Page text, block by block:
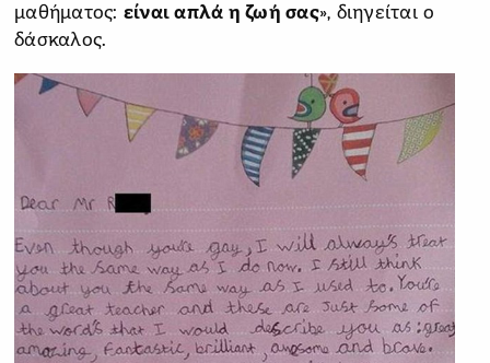
μαθήματος: είναι απλά η ζωή σας», διηγείται ο
δάσκαλος.